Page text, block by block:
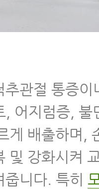
관절 통증이
, 어지럼증, 불
게 배출하며,
및 강화시켜
니다. 특히